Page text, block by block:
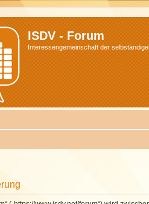
ISDV - Forum
Interessengemeinschaft der